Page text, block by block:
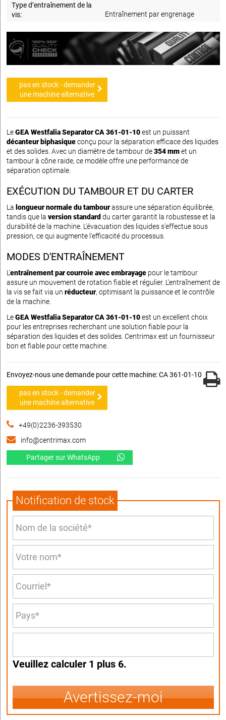
Type d’entraînement de la
vis:
Entraînement par engrenage
pas en stock - demander
une machine alternative
LeGEA Westfalia Separator CA 361-01-10est un puissant
décanteur biphasiqueconçu pour la séparation efficace des liquides
et des solides. Avec un diamètre de tambour de354 mmet un
tambour à cône raide, ce modèle offre une performance de
séparation optimale.
EXÉCUTION DU TAMBOUR ET DU CARTER
La longueur normale du tambourassure une séparation équilibrée,
tandis que la version standard du carter garantit la robustesse et la
durabilité de la machine. L'évacuation des liquides s'effectue sous
pression, ce qui augmente l'efficacité du processus.
MODES D'ENTRAÎNEMENT
L'entraînement par courroie avec embrayage pour le tambour
assure un mouvement de rotation fiable et régulier. L'entraînement de
la vis se fait via un réducteur, optimisant la puissance et le contrôle
de la machine.
LeGEA Westfalia Separator CA 361-01-10est un excellent choix
pour les entreprises recherchant une solution fiable pour la
séparation des liquides et des solides. Centrimax est un fournisseur
bon et fiable pour cette machine.
Envoyez-nous une demande pour cette machine: CA 361-01-10
pas en stock - demander
une machine alternative
+49(0)2236-393530
info@centrimax.com
Partager sur WhatsApp
Notification de stock
Veuillez calculer 1 plus 6.
Avertissez-moi